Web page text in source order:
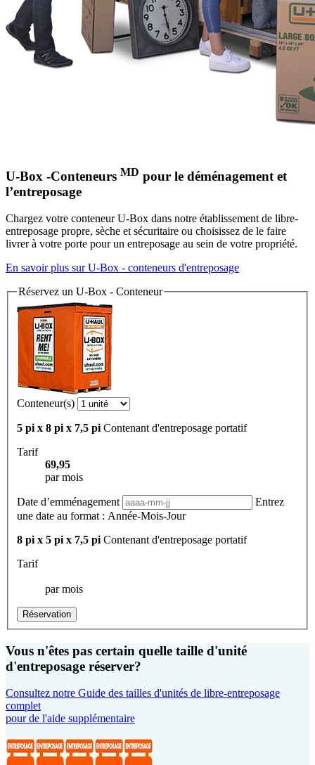
U-Box -Conteneurs MD pour le déménagement et
l’entreposage
Chargez votre conteneurU-Box dans notre établissement de libre-
entreposage propre, sèche et sécuritaire ou choisissez de le faire
livrer à votre porte pour un entreposage au sein de votre propriété.
En savoir plus surU-Box - conteneurs d'entreposage
Réservez un U-Box - Conteneur
Conteneur(s)
5 pi x 8 pi x 7,5 pi Contenant d'entreposage portatif
Tarif
69,95
par mois
Date d’emménagement
Entrez
une date au format : Année-Mois-Jour
8 pi x 5 pi x 7,5 pi Contenant d'entreposage portatif
Tarif
par mois
Réservation
Vous n'êtes pas certain quelle taille d'unité
d'entreposage réserver?
Consultez notre Guide des tailles d'unités de libre-entreposage
complet
pour de l'aide supplémentaire